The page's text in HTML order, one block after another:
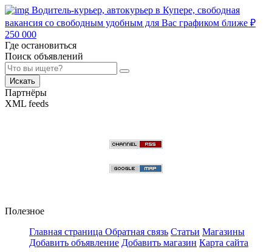
Водитель-курьер, автокурьер в Купере, свободная
вакансия со свободным удобным для Вас графиком ближе ₽
250 000
Где остановиться
Поиск объявлений
Искать
Партнёры
XML feeds
Полезное
Главная страница Обратная связь Статьи Магазины
Добавить объявление Добавить магазин Карта сайта